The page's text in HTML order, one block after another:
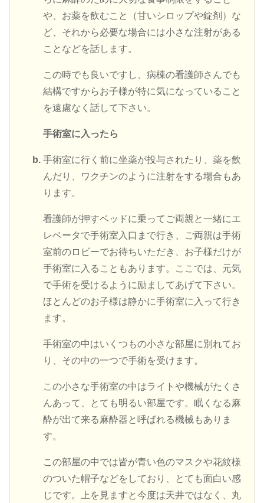
や、お薬を飲むこと（甘いシロップや錠剤）な
ど、それから必要な場合には小さな注射がある
ことなどを話します。
この時でも良いですし、病棟の看護師さんでも
結構ですからお子様が特に気になっていること
を遠慮なく話して下さい。
手術室に入ったら
手術室に行く前に坐薬が投与されたり、薬を飲
んだり、ワクチンのように注射をする場合もあ
ります。
看護師が押すベッドに乗ってご両親と一緒にエ
レベータで手術室入口まで行き、ご両親は手術
室前のロビーでお待ちいただき、お子様だけが
手術室に入ることもあります。ここでは、元気
で手術を受けるように励ましてあげて下さい。
ほとんどのお子様は静かに手術室に入って行き
ます。
手術室の中はいくつもの小さな部屋に別れてお
り、その中の一つで手術を受けます。
この小さな手術室の中はライトや機械がたくさ
んあって、とても明るい部屋です。眠くなる麻
酔が出て来る麻酔器と呼ばれる機械もありま
す。
この部屋の中では皆が青い色のマスクや花紋様
のついた帽子などをしており、とても面白い感
じです。上を見ますと今度は天井ではなく、丸